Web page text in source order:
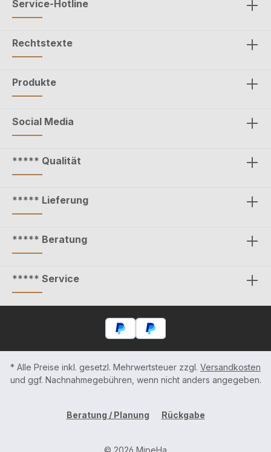
Service-Hotline
Rechtstexte
Produkte
Social Media
***** Qualität
***** Lieferung
***** Beratung
***** Service
* Alle Preise inkl. gesetzl. Mehrwertsteuer zzgl. Versandkosten
und ggf. Nachnahmegebühren, wenn nicht anders angegeben.
Beratung / Planung Rückgabe
© 2026 MipeHa